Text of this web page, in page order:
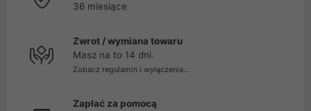
36 miesiące
Zwrot / wymiana towaru
Masz na to 14 dni.
Zobacz regulamin i wyłączenia...
Zapłać za pomocą